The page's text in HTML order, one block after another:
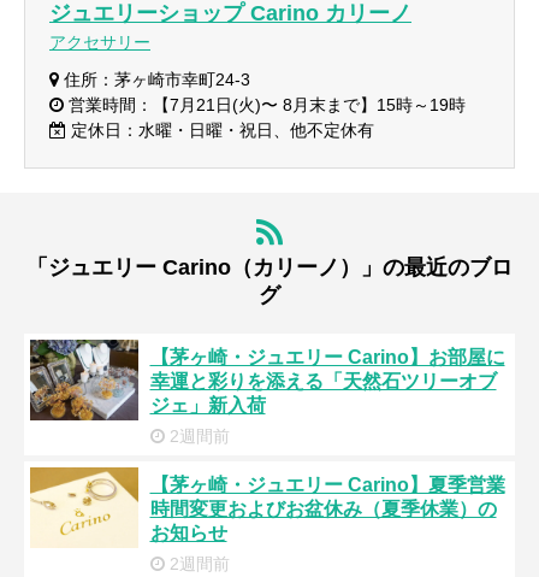
ジュエリーショップ Carino カリーノ
アクセサリー
住所：茅ヶ崎市幸町24-3
営業時間：【7月21日(火)〜 8月末まで】15時～19時
定休日：水曜・日曜・祝日、他不定休有
「ジュエリー Carino（カリーノ）」の最近のブロ
グ
【茅ヶ崎・ジュエリー Carino】お部屋に
幸運と彩りを添える「天然石ツリーオブ
ジェ」新入荷
2週間前
【茅ヶ崎・ジュエリー Carino】夏季営業
時間変更およびお盆休み（夏季休業）の
お知らせ
2週間前